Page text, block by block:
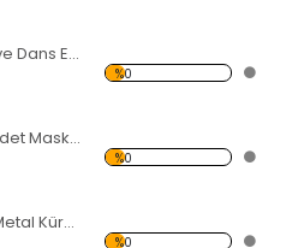
Afrika Davulu ve Dans Eden Siyahi Forex Tablo
%0
Altın Renkli 2 Adet Maske Forex Tablo
%0
Kırmızı ve Gri Metal Küreler Forex Tablo
%0